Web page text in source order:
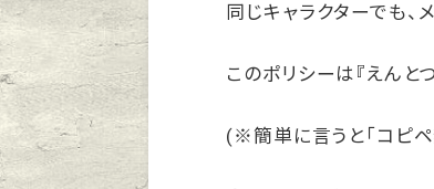
同じキャラクターでも、
このポリシーは『えんと
(※簡単に言うと「コピペ